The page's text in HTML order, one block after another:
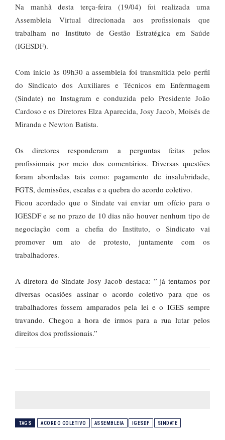
Na manhã desta terça-feira (19/04) foi realizada uma
Assembleia Virtual direcionada aos profissionais que
trabalham no Instituto de Gestão Estratégica em Saúde
(IGESDF).
Com início às 09h30 a assembleia foi transmitida pelo perfil
do Sindicato dos Auxiliares e Técnicos em Enfermagem
(Sindate) no Instagram e conduzida pelo Presidente João
Cardoso e os Diretores Elza Aparecida, Josy Jacob, Moisés de
Miranda e Newton Batista.
Os diretores responderam a perguntas feitas pelos
profissionais por meio dos comentários. Diversas questões
foram abordadas tais como: pagamento de insalubridade,
FGTS, demissões, escalas e a quebra do acordo coletivo.
Ficou acordado que o Sindate vai enviar um ofício para o
IGESDF e se no prazo de 10 dias não houver nenhum tipo de
negociação com a chefia do Instituto, o Sindicato vai
promover um ato de protesto, juntamente com os
trabalhadores.
A diretora do Sindate Josy Jacob destaca: ” já tentamos por
diversas ocasiões assinar o acordo coletivo para que os
trabalhadores fossem amparados pela lei e o IGES sempre
travando. Chegou a hora de irmos para a rua lutar pelos
direitos dos profissionais.”
TAGS ACORDO COLETIVO ASSEMBLEIA IGESDF SINDATE